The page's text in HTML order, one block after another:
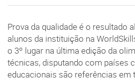
Prova da qualidade é o resultado
alunos da instituição na
o 3º lugar na última edição da
técnicas, disputando com países
educacionais são referências em